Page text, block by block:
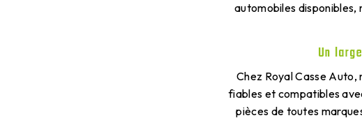
automobiles disponibles,
Un
Chez Royal Casse
fiables et compatibles
pièces de toutes